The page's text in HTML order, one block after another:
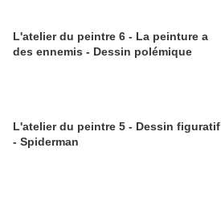
L'atelier du peintre 6 - La peinture a
des ennemis - Dessin polémique
L'atelier du peintre 5 - Dessin figuratif
- Spiderman